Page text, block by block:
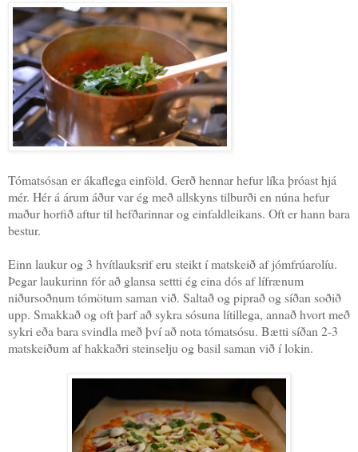
Tómatsósan er ákaflega einföld. Gerð hennar hefur líka þróast hjá
mér. Hér á árum áður var ég með allskyns tilburði en núna hefur
maður horfið aftur til hefðarinnar og einfaldleikans. Oft er hann bara
bestur.
Einn laukur og 3 hvítlauksrif eru steikt í matskeið af jómfrúarolíu.
Þegar laukurinn fór að glansa settti ég eina dós af lífrænum
niðursoðnum tómötum saman við. Saltað og piprað og síðan soðið
upp. Smakkað og oft þarf að sykra sósuna lítillega, annað hvort með
sykri eða bara svindla með því að nota tómatsósu. Bætti síðan 2-3
matskeiðum af hakkaðri steinselju og basil saman við í lokin.